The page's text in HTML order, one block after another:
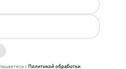
сПолитикой обработки